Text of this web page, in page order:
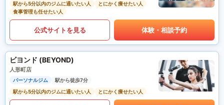
駅から5分以内のジムに通いたい人
とにかく痩せたい人
食事管理も任せたい人
公式サイトを見る 体験・相談予約
ビヨンド (BEYOND)
人形町店
パーソナルジム
駅から徒歩7分
駅から5分以内のジムに通いたい人
とにかく痩せたい人